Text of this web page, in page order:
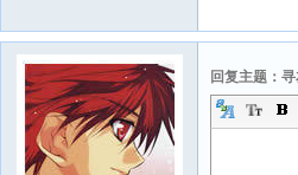
回复主题：